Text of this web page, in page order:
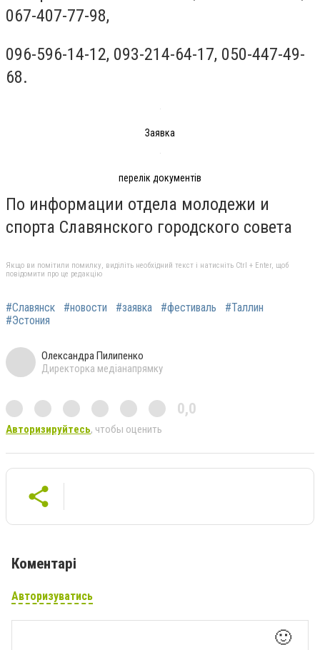
067-407-77-98,
096-596-14-12, 093-214-64-17, 050-447-49-
68.
Заявка
перелік документів
По информации отдела молодежи и
спорта Славянского городского совета
Якщо ви помітили помилку, виділіть необхідний текст і натисніть Ctrl + Enter, щоб
повідомити про це редакцію
#Славянск #новости #заявка #фестиваль
#Таллин
#Эстония
Олександра Пилипенко
Директорка медіанапрямку
0,0
Авторизируйтесь, чтобы оценить
Коментарі
Авторизуватись
🙂